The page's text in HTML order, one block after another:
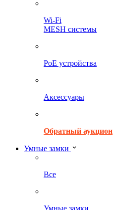
Wi-Fi
MESH системы
PoE устройства
Аксессуары
Обратный аукцион
Умные замки
Все
Умные замки